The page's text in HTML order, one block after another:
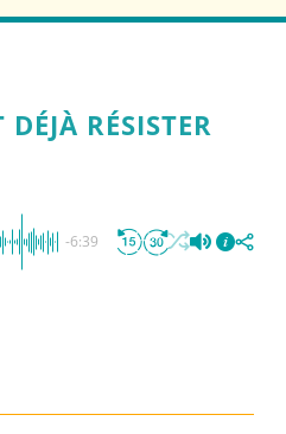
DÉJÀ RÉSISTER
-6:39